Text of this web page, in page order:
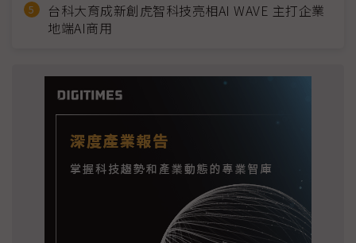
台科大育成新創虎智科技亮相AI WAVE 主打企業
地端AI商用